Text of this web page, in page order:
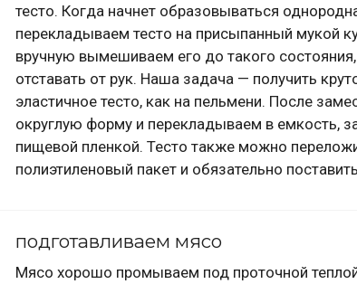
тесто. Когда начнет образовываться
перекладываем тесто на присыпанный мукой
вручную вымешиваем его до такого
отставать от рук. Наша задача — получить
эластичное тесто, как на пельмени. После
округлую форму и перекладываем в емкость,
пищевой пленкой. Тесто также можно
полиэтиленовый пакет и обязательно
подготавливаем мясо
Мясо хорошо промываем под проточной